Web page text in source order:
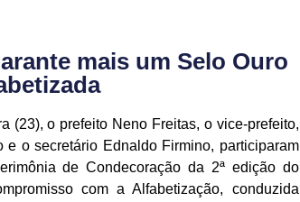
mais um Selo Ouro
(23), o prefeito Neno Freitas, o vice-prefeito,
e o secretário Ednaldo Firmino, participaram
de Condecoração da 2ª edição do
com a Alfabetização, conduzida